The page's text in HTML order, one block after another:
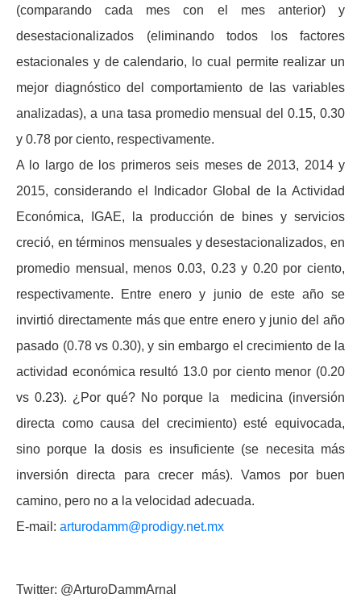
(comparando cada mes con el mes anterior) y
desestacionalizados (eliminando todos los factores
estacionales y de calendario, lo cual permite realizar un
mejor diagnóstico del comportamiento de las variables
analizadas), a una tasa promedio mensual del 0.15, 0.30
y 0.78 por ciento, respectivamente.
A lo largo de los primeros seis meses de 2013, 2014 y
2015, considerando el Indicador Global de la Actividad
Económica, IGAE, la producción de bines y servicios
creció, en términos mensuales y desestacionalizados, en
promedio mensual, menos 0.03, 0.23 y 0.20 por ciento,
respectivamente. Entre enero y junio de este año se
invirtió directamente más que entre enero y junio del año
pasado (0.78 vs 0.30), y sin embargo el crecimiento de la
actividad económica resultó 13.0 por ciento menor (0.20
vs 0.23). ¿Por qué? No porque la medicina (inversión
directa como causa del crecimiento) esté equivocada,
sino porque la dosis es insuficiente (se necesita más
inversión directa para crecer más). Vamos por buen
camino, pero no a la velocidad adecuada.
E-mail: arturodamm@prodigy.net.mx
Twitter: @ArturoDammArnal